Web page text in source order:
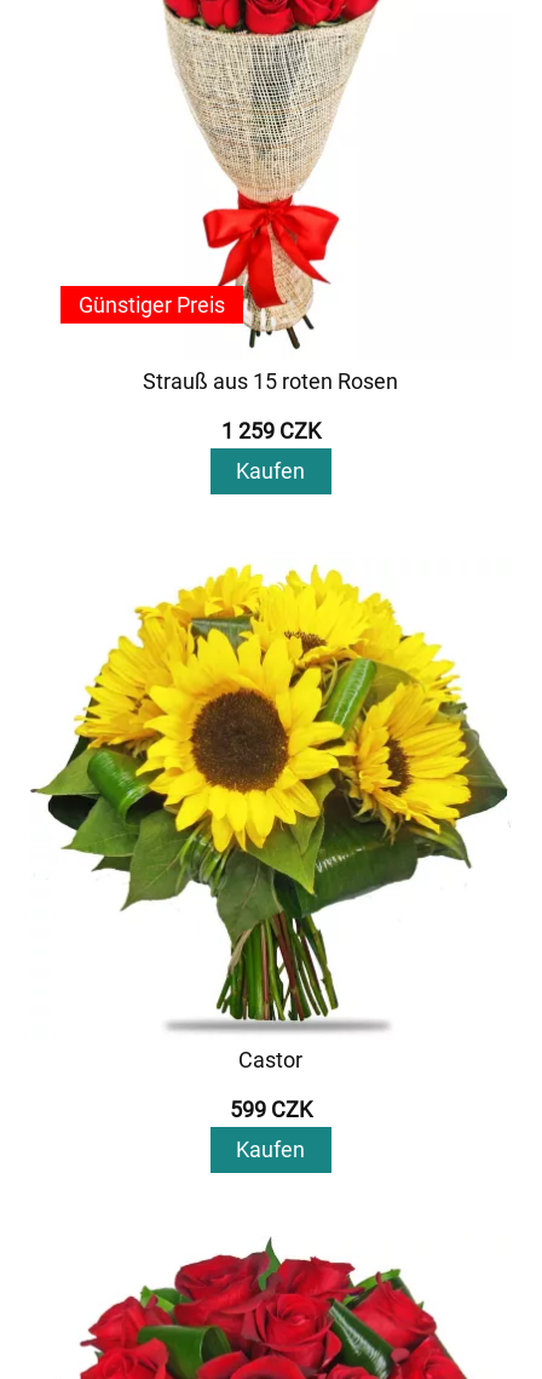
Strauß aus 15 roten Rosen
1 259 CZK
Kaufen
Günstiger Preis
Castor
599 CZK
Kaufen